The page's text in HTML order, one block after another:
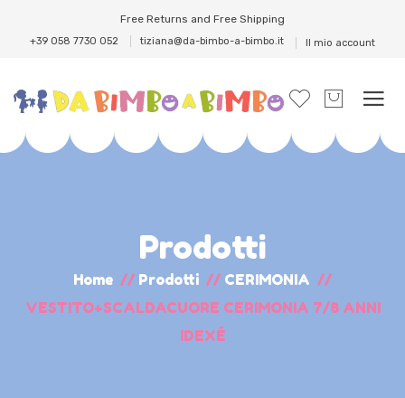
Free Returns and Free Shipping
+39 058 7730 052 tiziana@da-bimbo-a-bimbo.it Il mio account
Prodotti
Home // Prodotti // CERIMONIA //
VESTITO+SCALDACUORE CERIMONIA 7/8 ANNI
IDEXÉ